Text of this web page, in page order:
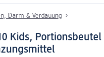
Darm & Verdauung
Kids, Portionsbeutel